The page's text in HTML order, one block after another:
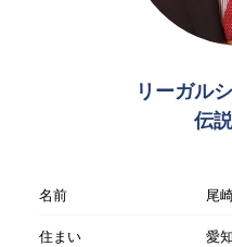
リーガル
伝
名前
尾
住まい
愛